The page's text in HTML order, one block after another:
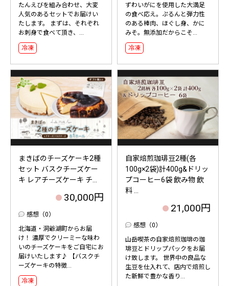
たんえびを組み合わせ、大変
人気のあるセットでお届けい
たします。 まずは、それぞれ
お刺身で食べて頂き、...
冷凍
ずわいがにを使用した大満足
の食べ応え。ぷるんと弾力性
のある棒肉、ほぐし身、かに
みそ。無添加だからこそ...
冷凍
まきばのチーズケーキ2種
セット バスクチーズケー
キ レアチーズケーキ チ...
30,000円
感想（0）
北海道・洞爺湖町からお届
け！ 濃厚でクリーミーな味わ
いのチーズケーキをご自宅にお
届けいたします♪ 【バスクチ
ーズケーキの特徴...
冷凍
自家焙煎珈琲豆2種(各
100g×2袋)計400g&ドリッ
プコーヒー6袋 飲み物 飲
料 ...
21,000円
感想（0）
山岳喫茶の自家焙煎珈琲の珈
琲豆とドリップパックをお届
け致します。 世界中の良品な
生豆を仕入れて、店内で焙煎し
た新鮮で豊かな香り...